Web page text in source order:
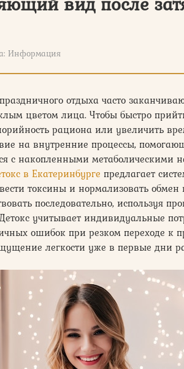
Информация
отдыха часто
цветом лица. Чтобы быстро
рациона или увеличить
на внутренние процессы,
с накопленными метаболическими
в Екатеринбурге предлагает
токсины и нормализовать
последовательно, используя
учитывает индивидуальные
ошибок при резком переходе к
легкости уже в первые дни